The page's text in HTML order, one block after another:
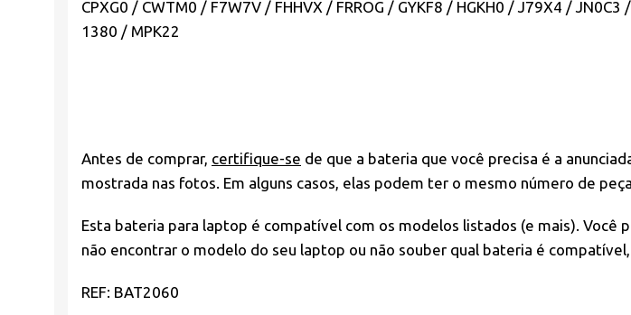
CPXG0 / CWTM0 / F7W7V / FHHVX / FRROG / GYKF8 / HGKH0 / J79X4 /
1380 / MPK22
Antes de comprar, certifique-se de que a bateria que você precisa é a
mostrada nas fotos. Em alguns casos, elas podem ter o mesmo número de
Esta bateria para laptop é compatível com os modelos listados (e mais).
não encontrar o modelo do seu laptop ou não souber qual bateria é
REF: BAT2060